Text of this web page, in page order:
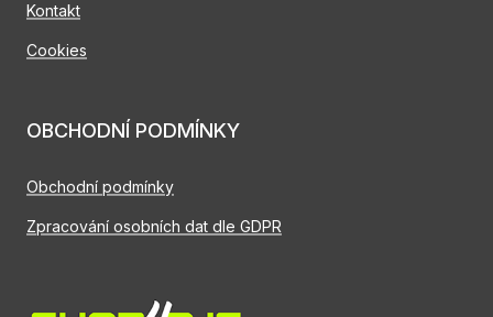
Kontakt
Cookies
OBCHODNÍ PODMÍNKY
Obchodní podmínky
Zpracování osobních dat dle GDPR